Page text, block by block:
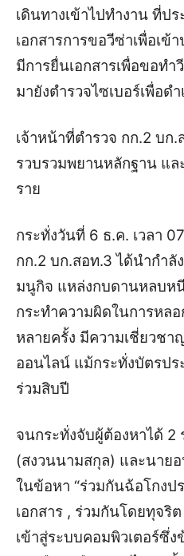
เดินทางเข้าไปทำงาน ที่ป
เอกสารการขอวีซ่าเพื่อเ
มีการยื่นเอกสารเพื่อขอท
มายังตำรวจไซเบอร์เพื่อด
เจ้าหน้าที่ตำรวจ กก.2 บก
รวบรวมพยานหลักฐาน แ
ราย
กระทั่งวันที่ 6 ธ.ค. เวลา
กก.2 บก.สอท.3 ได้นำกำลั
มนูกิจ แหล่งกบดานหลบห
กระทำความผิดในการหล
หลายครั้ง มีความเชี่ยวชา
ออนไลน์ แม้กระทั่งบัตรปร
ร่วมสิบปี
จนกระทั่งจับผู้ต้องหาได้ 2
(สงวนนามสกุล) และนาย
ในข้อหา “ร่วมกันฉ้อโกง
เอกสาร , ร่วมกันโดยทุจริ
เข้าสู่ระบบคอมพิวเตอร์ซึ่